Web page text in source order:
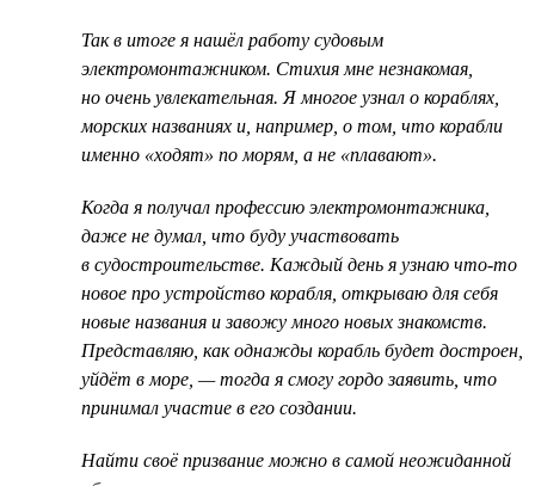
Так в итоге я нашёл работу судовым
электромонтажником. Стихия мне незнакомая,
но очень увлекательная. Я многое узнал о кораблях,
морских названиях и, например, о том, что корабли
именно «ходят» по морям, а не «плавают».
Когда я получал профессию электромонтажника,
даже не думал, что буду участвовать
в судостроительстве. Каждый день я узнаю что-то
новое про устройство корабля, открываю для себя
новые названия и завожу много новых знакомств.
Представляю, как однажды корабль будет достроен,
уйдёт в море, — тогда я смогу гордо заявить, что
принимал участие в его создании.
Найти своё призвание можно в самой неожиданной